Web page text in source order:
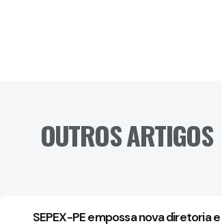
OUTROS ARTIGOS
SEPEX-PE empossa nova diretoria e